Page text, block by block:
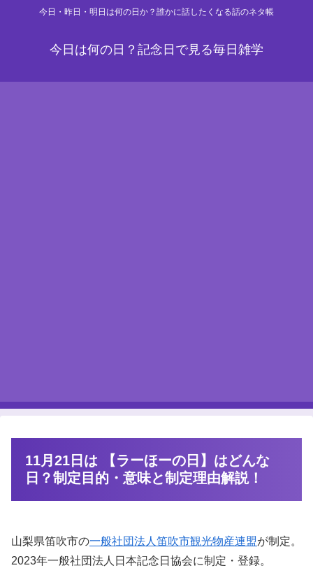
今日・昨日・明日は何の日か？誰かに話したくなる話のネタ帳
今日は何の日？記念日で見る毎日雑学
11月21日は 【ラーほーの日】はどんな
日？制定目的・意味と制定理由解説！
山梨県笛吹市の一般社団法人笛吹市観光物産連盟が制定。
2023年一般社団法人日本記念日協会に制定・登録。